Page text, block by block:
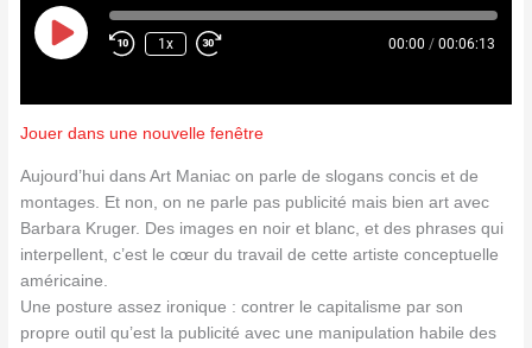
Play
Episode
1x 00:00 / 00:06:13
Jouer dans une nouvelle fenêtre
Aujourd’hui dans Art Maniac on parle de slogans concis et de
montages. Et non, on ne parle pas publicité mais bien art avec
Barbara Kruger. Des images en noir et blanc, et des phrases qui
interpellent, c’est le cœur du travail de cette artiste conceptuelle
américaine.
Une posture assez ironique : contrer le capitalisme par son
propre outil qu’est la publicité avec une manipulation habile des